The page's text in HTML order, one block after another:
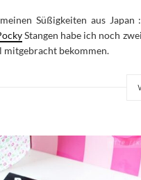
Süßigkeiten aus Japan
Stangen habe ich noch
mitgebracht bekommen.